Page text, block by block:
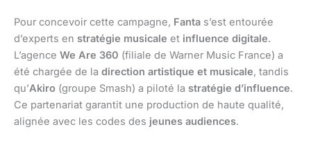
Pour concevoir cette campagne, Fanta s’est entourée
d’experts en stratégie musicale et influence digitale.
L’agence We Are 360 (filiale de Warner Music France) a
été chargée de la direction artistique et musicale, tandis
qu’Akiro (groupe Smash) a piloté la stratégie d’influence.
Ce partenariat garantit une production de haute qualité,
alignée avec les codes des jeunes audiences.